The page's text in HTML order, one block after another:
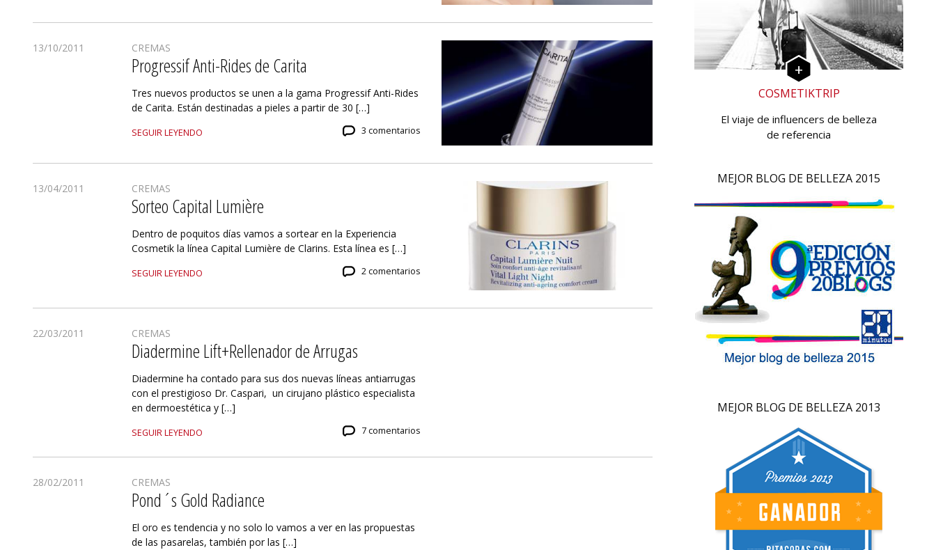
13/10/2011 CREMAS
Progressif Anti-Rides de Carita
Tres nuevos productos se unen a la gama Progressif Anti-Rides
de Carita. Están destinadas a pieles a partir de 30 […]
SEGUIR LEYENDO 3 comentarios
13/04/2011 CREMAS
Sorteo Capital Lumière
Dentro de poquitos días vamos a sortear en la Experiencia
Cosmetik la línea Capital Lumière de Clarins. Esta línea es […]
SEGUIR LEYENDO 2 comentarios
22/03/2011 CREMAS
Diadermine Lift+Rellenador de Arrugas
Diadermine ha contado para sus dos nuevas líneas antiarrugas
con el prestigioso Dr. Caspari, un cirujano plástico especialista
en dermoestética y […]
SEGUIR LEYENDO 7 comentarios
28/02/2011 CREMAS
Pond´s Gold Radiance
El oro es tendencia y no solo lo vamos a ver en las propuestas
de las pasarelas, también por las […]
COSMETIKTRIP
El viaje de influencers de belleza
de referencia
MEJOR BLOG DE BELLEZA 2015
MEJOR BLOG DE BELLEZA 2013